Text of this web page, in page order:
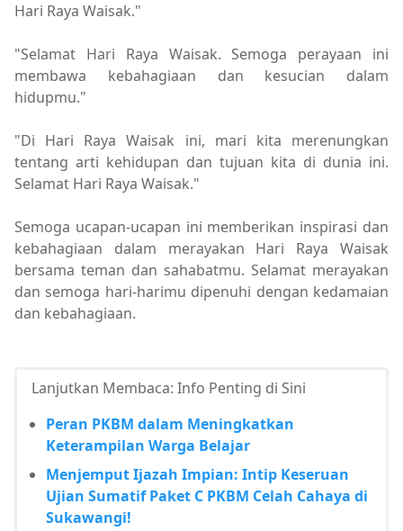
Hari Raya Waisak."
"Selamat Hari Raya Waisak. Semoga perayaan ini
membawa kebahagiaan dan kesucian dalam
hidupmu."
"Di Hari Raya Waisak ini, mari kita merenungkan
tentang arti kehidupan dan tujuan kita di dunia ini.
Selamat Hari Raya Waisak."
Semoga ucapan-ucapan ini memberikan inspirasi dan
kebahagiaan dalam merayakan Hari Raya Waisak
bersama teman dan sahabatmu. Selamat merayakan
dan semoga hari-harimu dipenuhi dengan kedamaian
dan kebahagiaan.
Lanjutkan Membaca: Info Penting di Sini
Peran PKBM dalam Meningkatkan
Keterampilan Warga Belajar
Menjemput Ijazah Impian: Intip Keseruan
Ujian Sumatif Paket C PKBM Celah Cahaya di
Sukawangi!